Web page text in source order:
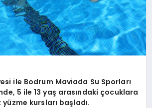
ile Bodrum Maviada Su Sporları
5 ile 13 yaş arasındaki çocuklara
kursları başladı.